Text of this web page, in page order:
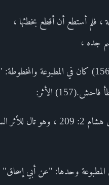
، فلم أستطع أن أقطع بخطئها ،
جده ،
ولقبه"التابوت".(156) كان في المطبوعة
الأثر:
9689 - سيرة ابن هشام 2: 209 ، وهو تال
في المطبوعة وحدها: "عن أبي إسحاق"